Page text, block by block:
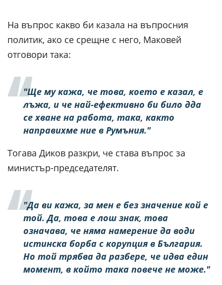
На въпрос какво би казала на въпросния
политик, ако се срещне с него, Маковей
отговори така:
"Ще му кажа, че това, което е казал, е
лъжа, и че най-ефективно би било дда
се хване на работа, така, както
направихме ние в Румъния."
Тогава Диков разкри, че става въпрос за
министър-председателят.
"Да ви кажа, за мен е без значение кой е
той. Да, това е лош знак, това
означава, че няма намерение да води
истинска борба с корупция в България.
Но той трябва да разбере, че идва един
момент, в който така повече не може."